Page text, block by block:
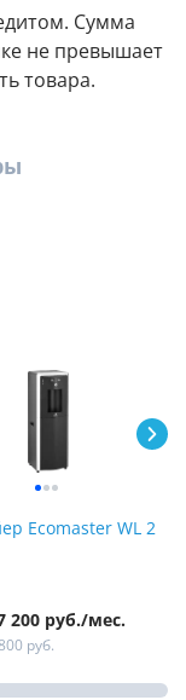
Сумма
не превышает
товара.
Ecomaster WL 2
200 руб./мес.
руб.